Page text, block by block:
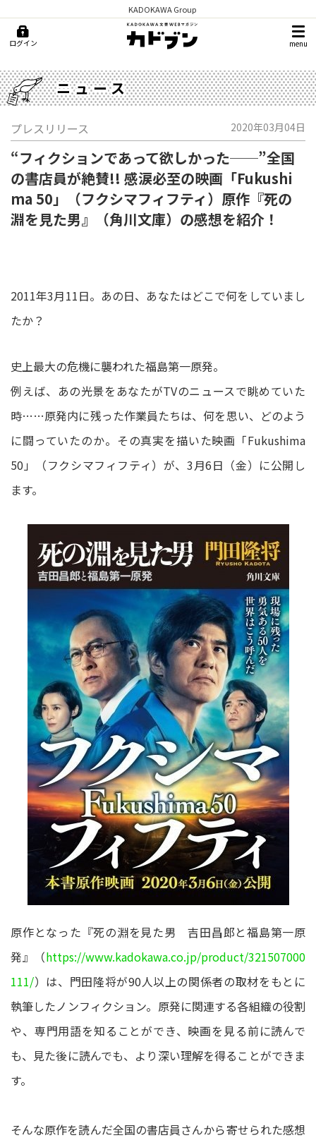
KADOKAWA Group
ログイン menu
ニュース
プレスリリース 2020年03月04日
“フィクションであって欲しかった──”全国
の書店員が絶賛!! 感涙必至の映画「Fukushi
ma 50」（フクシマフィフティ）原作『死の
淵を見た男』（角川文庫）の感想を紹介！
2011年3月11日。あの日、あなたはどこで何をしていまし
たか？
史上最大の危機に襲われた福島第一原発。
例えば、あの光景をあなたがTVのニュースで眺めていた
時……原発内に残った作業員たちは、何を思い、どのよう
に闘っていたのか。その真実を描いた映画「Fukushima
50」（フクシマフィフティ）が、3月6日（金）に公開し
ます。
原作となった『死の淵を見た男 吉田昌郎と福島第一原
発』（https://www.kadokawa.co.jp/product/321507000
111/）は、門田隆将が90人以上の関係者の取材をもとに
執筆したノンフィクション。原発に関連する各組織の役割
や、専門用語を知ることができ、映画を見る前に読んで
も、見た後に読んでも、より深い理解を得ることができま
す。
そんな原作を読んだ全国の書店員さんから寄せられた感想